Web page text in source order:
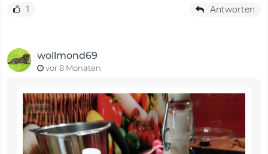
1 Antworten
wollmond69
vor 8 Monaten